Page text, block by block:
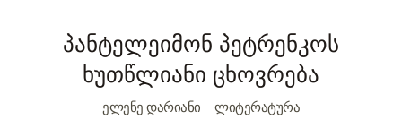
პანტელეიმონ პეტრენკოს
ხუთწლიანი ცხოვრება
ᲔᲚᲔᲜᲔ ᲓᲐᲠᲘᲐᲜᲘ ᲚᲘᲢᲔᲠᲐᲢᲣᲠᲐ